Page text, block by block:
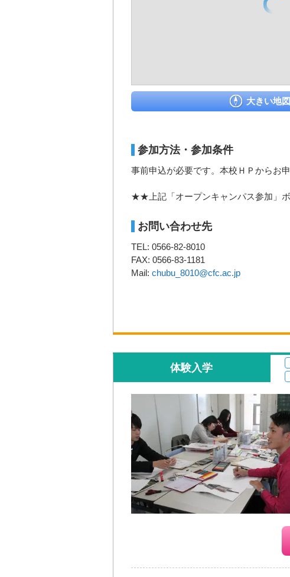
大きい地
参加方法・参加条件
事前申込が必要です。本校ＨＰからお申
★★上記「オープンキャンパス参加」
お問い合わせ先
TEL: 0566-82-8010
FAX: 0566-83-1181
Mail: chubu_8010@cfc.ac.jp
体験入学